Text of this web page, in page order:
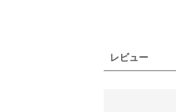
レビュー